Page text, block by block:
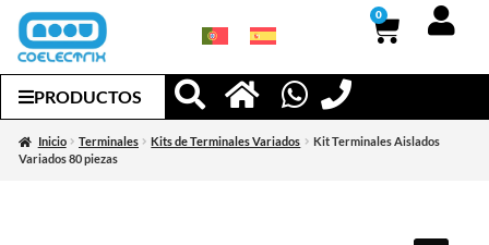
0
PRODUCTOS
Inicio Terminales Kits de Terminales Variados
Kit Terminales Aislados
Variados 80 piezas